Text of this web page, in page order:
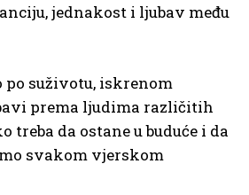
jednakost i ljubav među
po suživotu, iskrenom
prema ljudima različitih
treba da ostane u buduće i da
svakom vjerskom